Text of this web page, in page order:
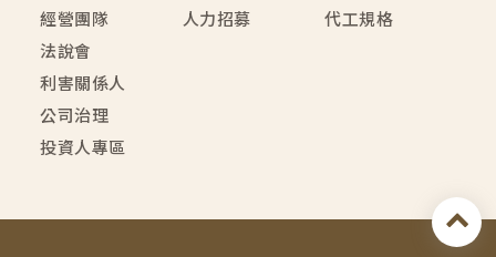
經營團隊
法說會
利害關係人
公司治理
投資人專區
人力招募
代工規格